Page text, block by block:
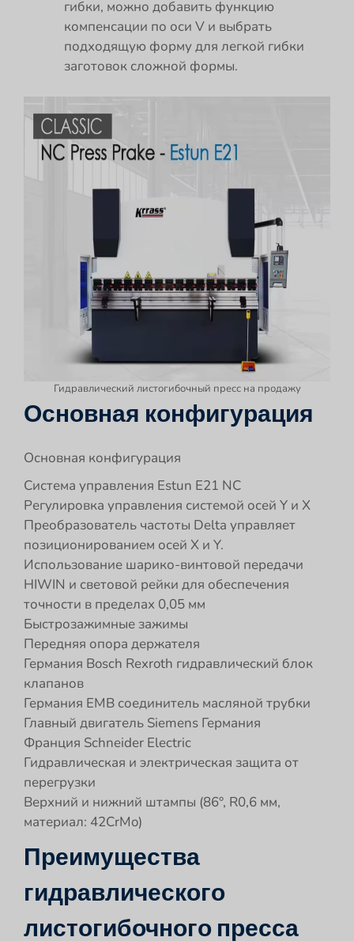
гибки, можно добавить функцию
компенсации по оси V и выбрать
подходящую форму для легкой гибки
заготовок сложной формы.
Гидравлический листогибочный пресс на продажу
Основная конфигурация
Основная конфигурация
Система управления Estun E21 NC
Регулировка управления системой осей Y и X
Преобразователь частоты Delta управляет
позиционированием осей X и Y.
Использование шарико-винтовой передачи
HIWIN и световой рейки для обеспечения
точности в пределах 0,05 мм
Быстрозажимные зажимы
Передняя опора держателя
Германия Bosch Rexroth гидравлический блок
клапанов
Германия EMB соединитель масляной трубки
Главный двигатель Siemens Германия
Франция Schneider Electric
Гидравлическая и электрическая защита от
перегрузки
Верхний и нижний штампы (86°, R0,6 мм,
материал: 42CrMo)
Преимущества
гидравлического
листогибочного пресса